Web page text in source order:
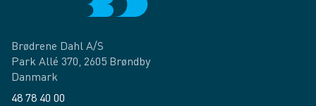
Brødrene Dahl A/S
Park Allé 370, 2605 Brøndby
Danmark
48 78 40 00